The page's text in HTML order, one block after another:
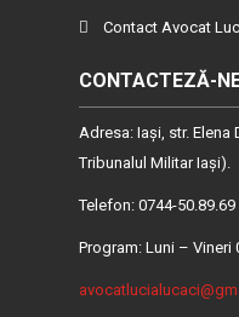
Contact Avocat
CONTACTEZĂ-
Adresa: Iaşi, str. Elena
Tribunalul Militar Iaşi).
Telefon: 0744-50.89.69
Program: Luni – Vineri